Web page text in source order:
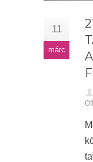
11
márc
Off